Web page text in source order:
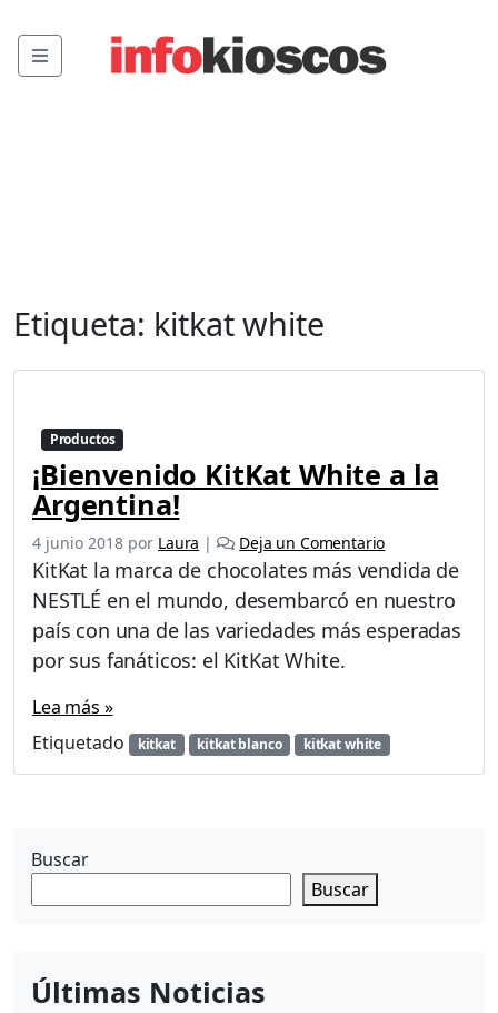
Menu
Etiqueta: kitkat white
Productos
¡Bienvenido KitKat White a la
Argentina!
4 junio 2018 por Laura | Deja un Comentario
KitKat la marca de chocolates más vendida de
NESTLÉ en el mundo, desembarcó en nuestro
país con una de las variedades más esperadas
por sus fanáticos: el KitKat White.
Lea más »
Etiquetado
kitkat kitkat blanco kitkat white
Buscar
Buscar
Últimas Noticias